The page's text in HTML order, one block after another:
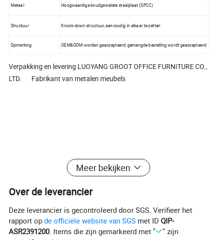
Metaal Hoogwaardige koudgewalste staalplaat (SPCC)
Structuur Knock-down structuur, eenvoudig in elkaar te zetten
Opmerking OEM&ODM worden geaccepteerd; gemengde bestelling wordt geaccepteerd
Verpakking en levering LUOYANG GROOT OFFICE FURNITURE CO.,
LTD. Fabrikant van metalen meubels
Meer bekijken
Over de leverancier
Deze leverancier is gecontroleerd door SGS. Verifieer het
rapport opde officiële website van SGS met IDQIP-
ASR2391200. Items die zijn gemarkeerd met "
" zijn